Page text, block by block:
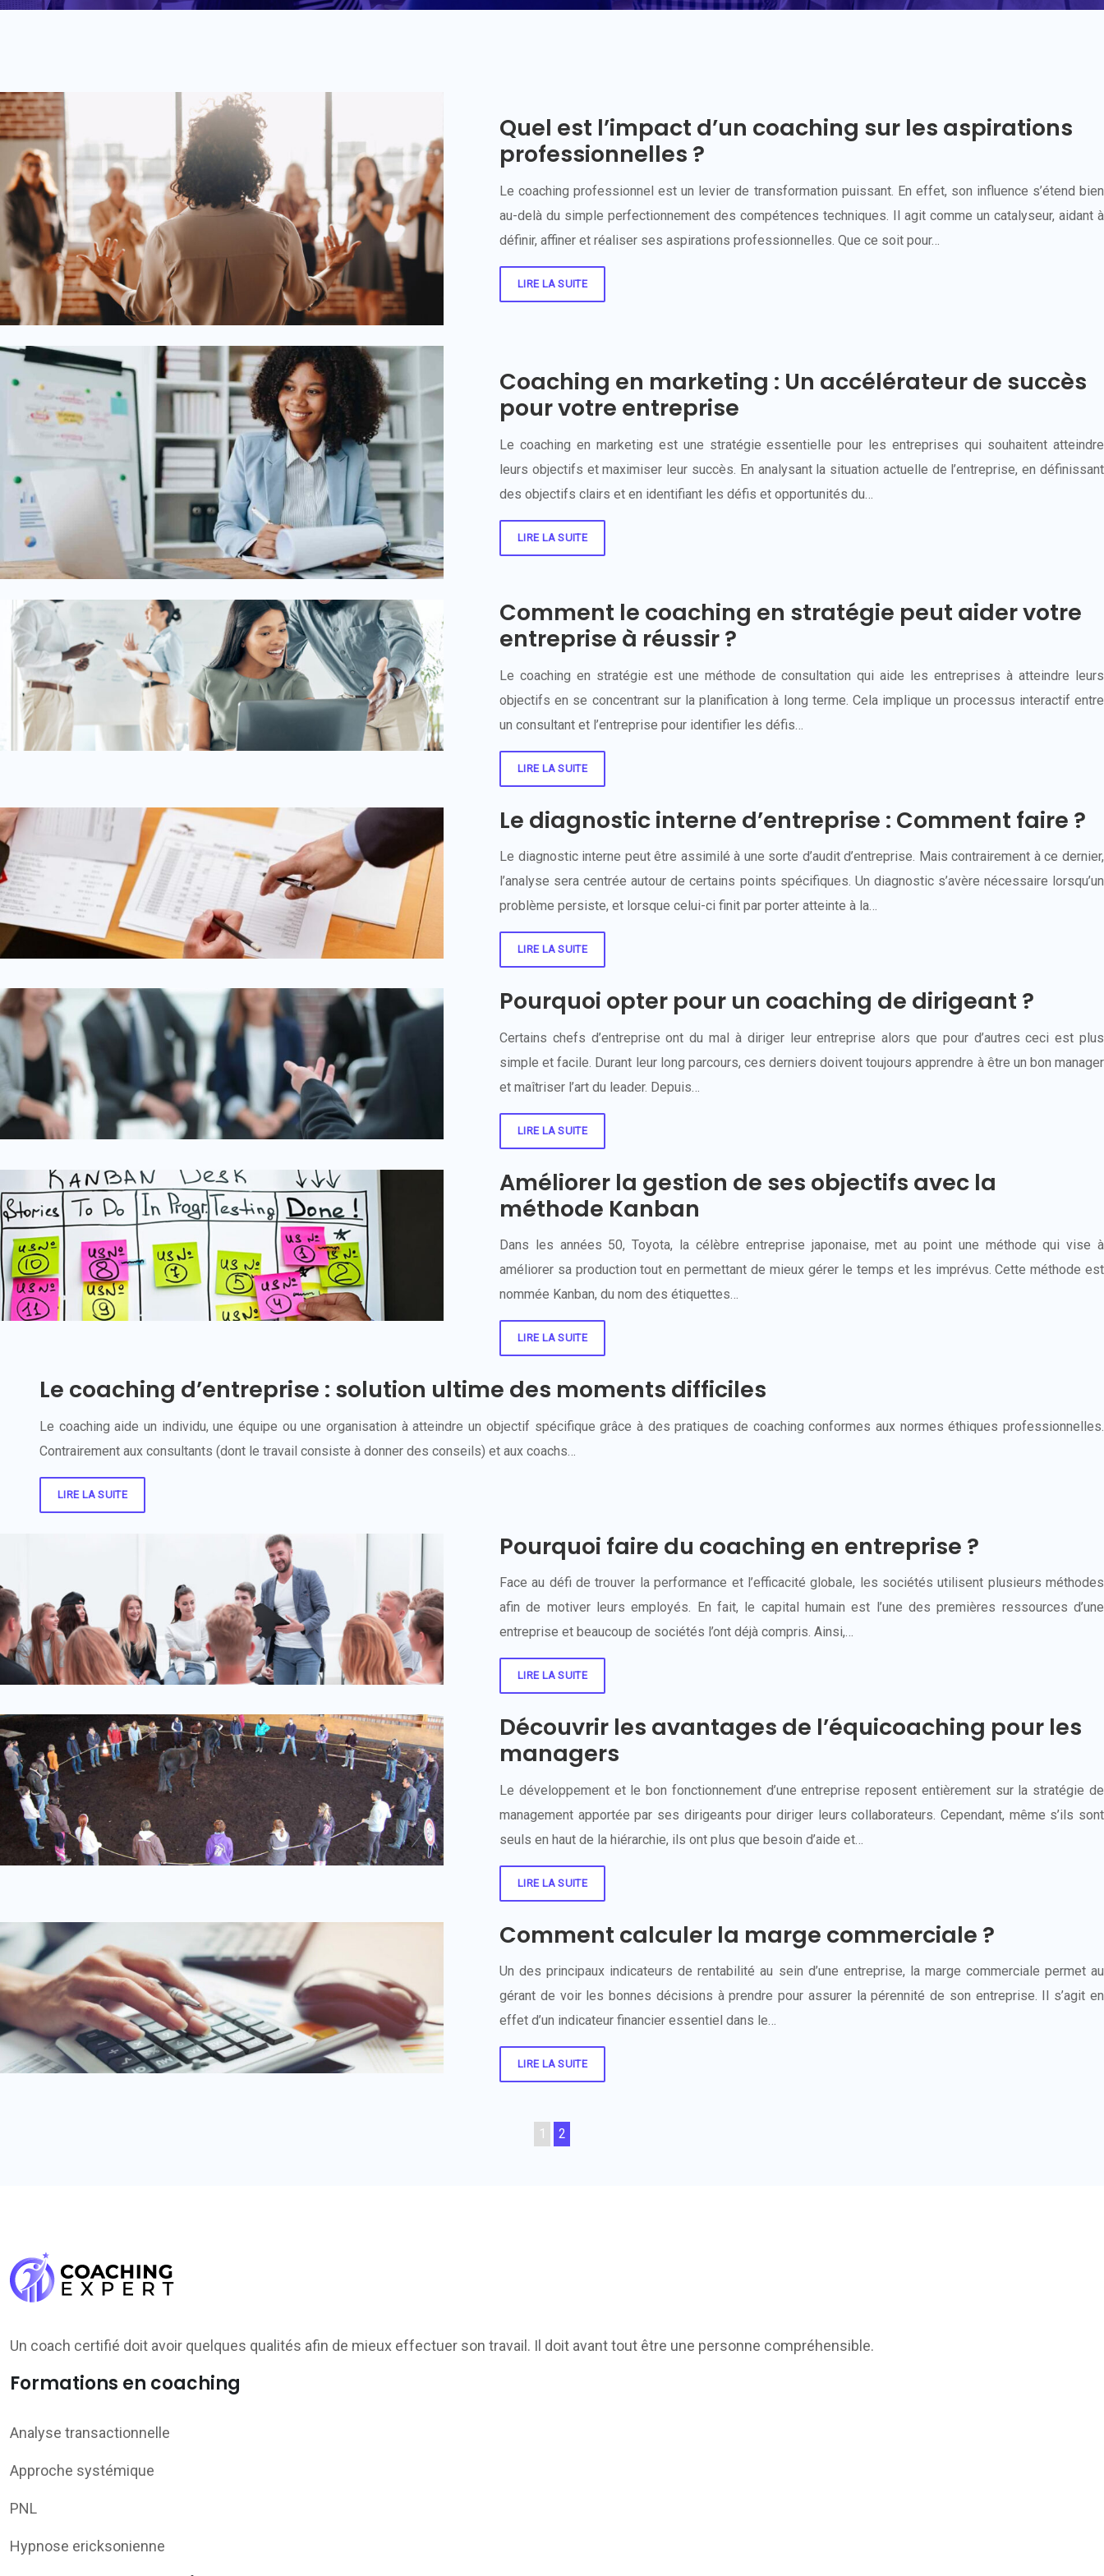
Quel est l’impact d’un coaching sur les aspirations
professionnelles ?
Le coaching professionnel est un levier de transformation puissant. En effet, son influence s’étend bien
au-delà du simple perfectionnement des compétences techniques. Il agit comme un catalyseur, aidant à
définir, affiner et réaliser ses aspirations professionnelles. Que ce soit pour…
LIRE LA SUITE
Coaching en marketing : Un accélérateur de succès
pour votre entreprise
Le coaching en marketing est une stratégie essentielle pour les entreprises qui souhaitent atteindre
leurs objectifs et maximiser leur succès. En analysant la situation actuelle de l’entreprise, en définissant
des objectifs clairs et en identifiant les défis et opportunités du…
LIRE LA SUITE
Comment le coaching en stratégie peut aider votre
entreprise à réussir ?
Le coaching en stratégie est une méthode de consultation qui aide les entreprises à atteindre leurs
objectifs en se concentrant sur la planification à long terme. Cela implique un processus interactif entre
un consultant et l’entreprise pour identifier les défis…
LIRE LA SUITE
Le diagnostic interne d’entreprise : Comment faire ?
Le diagnostic interne peut être assimilé à une sorte d’audit d’entreprise. Mais contrairement à ce dernier,
l’analyse sera centrée autour de certains points spécifiques. Un diagnostic s’avère nécessaire lorsqu’un
problème persiste, et lorsque celui-ci finit par porter atteinte à la…
LIRE LA SUITE
Pourquoi opter pour un coaching de dirigeant ?
Certains chefs d’entreprise ont du mal à diriger leur entreprise alors que pour d’autres ceci est plus
simple et facile. Durant leur long parcours, ces derniers doivent toujours apprendre à être un bon manager
et maîtriser l’art du leader. Depuis…
LIRE LA SUITE
Améliorer la gestion de ses objectifs avec la
méthode Kanban
Dans les années 50, Toyota, la célèbre entreprise japonaise, met au point une méthode qui vise à
améliorer sa production tout en permettant de mieux gérer le temps et les imprévus. Cette méthode est
nommée Kanban, du nom des étiquettes…
LIRE LA SUITE
Le coaching d’entreprise : solution ultime des moments difficiles
Le coaching aide un individu, une équipe ou une organisation à atteindre un objectif spécifique grâce à des pratiques de coaching conformes aux normes éthiques professionnelles.
Contrairement aux consultants (dont le travail consiste à donner des conseils) et aux coachs…
LIRE LA SUITE
Pourquoi faire du coaching en entreprise ?
Face au défi de trouver la performance et l’efficacité globale, les sociétés utilisent plusieurs méthodes
afin de motiver leurs employés. En fait, le capital humain est l’une des premières ressources d’une
entreprise et beaucoup de sociétés l’ont déjà compris. Ainsi,…
LIRE LA SUITE
Découvrir les avantages de l’équicoaching pour les
managers
Le développement et le bon fonctionnement d’une entreprise reposent entièrement sur la stratégie de
management apportée par ses dirigeants pour diriger leurs collaborateurs. Cependant, même s’ils sont
seuls en haut de la hiérarchie, ils ont plus que besoin d’aide et…
LIRE LA SUITE
Comment calculer la marge commerciale ?
Un des principaux indicateurs de rentabilité au sein d’une entreprise, la marge commerciale permet au
gérant de voir les bonnes décisions à prendre pour assurer la pérennité de son entreprise. Il s’agit en
effet d’un indicateur financier essentiel dans le…
LIRE LA SUITE
1 2
Un coach certifié doit avoir quelques qualités afin de mieux effectuer son travail. Il doit avant tout être une personne compréhensible.
Formations en coaching
Analyse transactionnelle
Approche systémique
PNL
Hypnose ericksonienne